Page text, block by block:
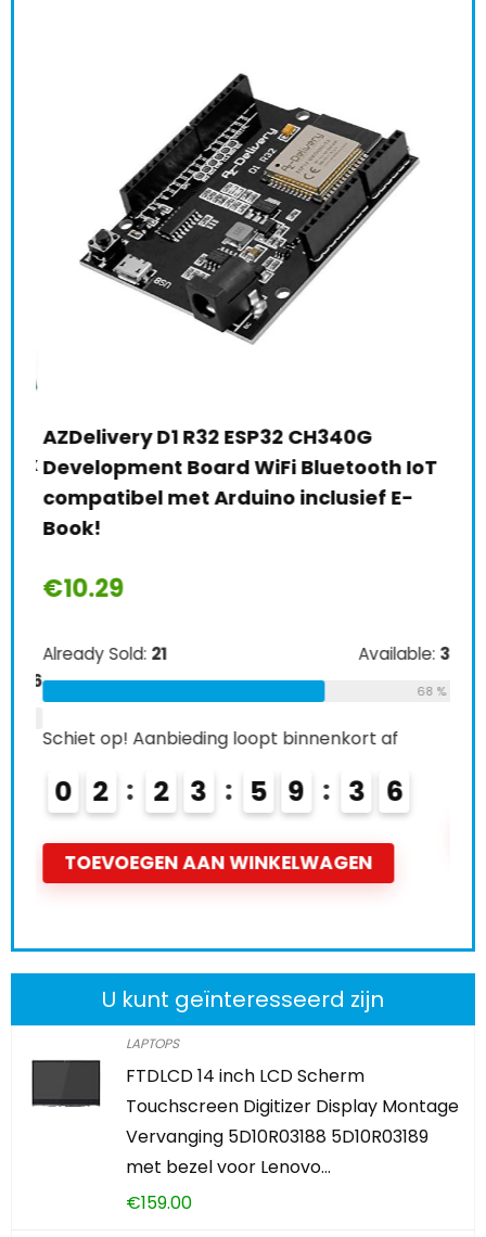
AZDelivery D1 R32 ESP32 CH340G
Development Board WiFi Bluetooth IoT
compatibel met Arduino inclusief E-
Book!
€10.29
Already Sold:21 Available:31
68 %
Schiet op! Aanbieding loopt binnenkort af
0 2 2 3 5 9 3 4
TOEVOEGEN AAN WINKELWAGEN
U kunt geïnteresseerd zijn
LAPTOPS
FTDLCD 14 inch LCD Scherm
Touchscreen Digitizer Display Montage
Vervanging 5D10R03188 5D10R03189
met bezel voor Lenovo…
€159.00